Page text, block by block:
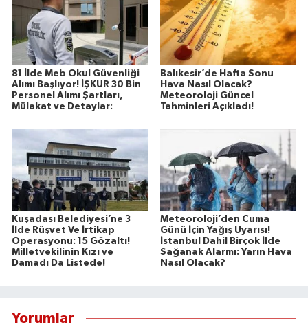
81 İlde Meb Okul Güvenliği
Alımı Başlıyor! İŞKUR 30 Bin
Personel Alımı Şartları,
Mülakat ve Detaylar:
Balıkesir’de Hafta Sonu
Hava Nasıl Olacak?
Meteoroloji Güncel
Tahminleri Açıkladı!
Kuşadası Belediyesi’ne 3
İlde Rüşvet Ve İrtikap
Operasyonu: 15 Gözaltı!
Milletvekilinin Kızı ve
Damadı Da Listede!
Meteoroloji’den Cuma
Günü İçin Yağış Uyarısı!
İstanbul Dahil Birçok İlde
Sağanak Alarmı: Yarın Hava
Nasıl Olacak?
Yorumlar